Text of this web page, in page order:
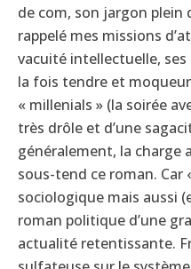
de com, son jargon plein
rappelé mes missions
vacuité intellectuelle, ses
la fois tendre et
« millenials » (la soirée
très drôle et d’une
généralement, la charge
sous-tend ce roman.
sociologique mais aussi
roman politique d’une
actualité retentissante.